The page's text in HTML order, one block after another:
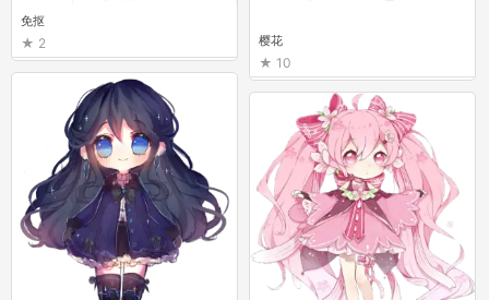
免抠
2 樱花
10